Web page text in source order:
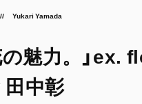
Yukari Yamada
魅力。」ex.
中彰